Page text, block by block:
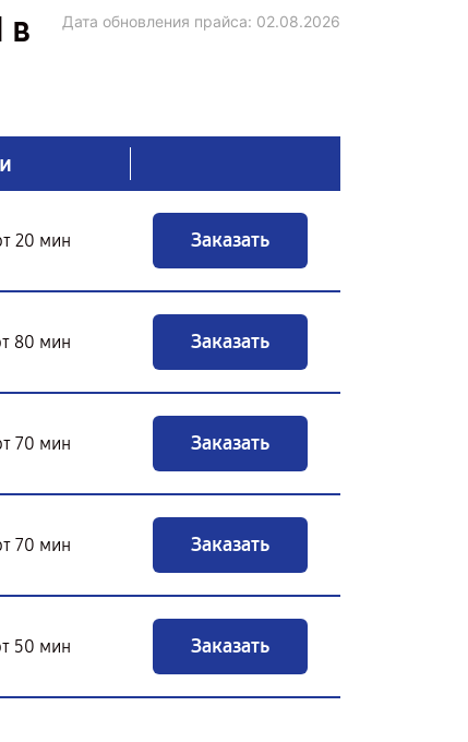
в
Дата обновления прайса: 02.08.2026
20 мин Заказать
80 мин Заказать
70 мин Заказать
70 мин Заказать
50 мин Заказать